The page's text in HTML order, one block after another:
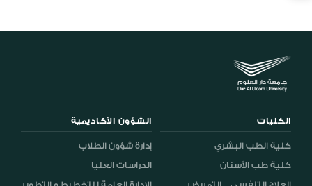
الكليات
كلية الطب البشري
كلية طب الأسنان
الشؤون الأكاديمية
إدارة شؤون الطلاب
الدراسات العليا